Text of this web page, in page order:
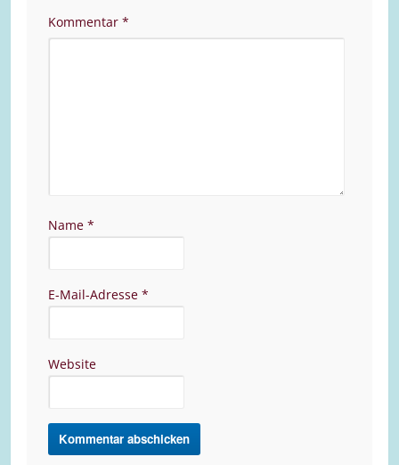
Kommentar *
Name *
E-Mail-Adresse *
Website